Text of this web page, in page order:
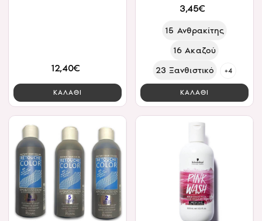
12,40€
ΚΑΛΑΘΙ
3,45€
15 Ανθρακίτης
16 Ακαζού
23 Ξανθιστικό
+4
ΚΑΛΑΘΙ